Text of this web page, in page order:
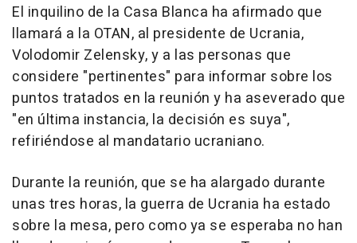
El inquilino de la Casa Blanca ha afirmado que
llamará a la OTAN, al presidente de Ucrania,
Volodomir Zelensky, y a las personas que
considere "pertinentes" para informar sobre los
puntos tratados en la reunión y ha aseverado que
"en última instancia, la decisión es suya",
refiriéndose al mandatario ucraniano.
Durante la reunión, que se ha alargado durante
unas tres horas, la guerra de Ucrania ha estado
sobre la mesa, pero como ya se esperaba no han